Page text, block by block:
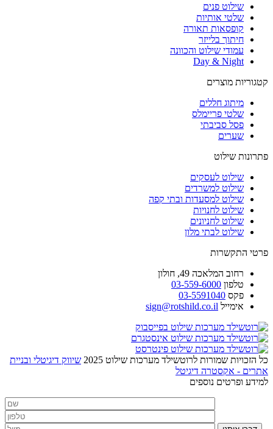
שילוט פנים
שלטי אותיות
קופסאות תאורה
חיתוך בלייזר
עמודי שילוט והכוונה
Day & Night
קטגוריות מוצרים
מיתוג חללים
שלטי פריימלס
פסל סביבתי
שערים
פתרונות שילוט
שילוט לעסקים
שילוט למשרדים
שילוט למסעדות ובתי קפה
שילוט לחנויות
שילוט לחניונים
שילוט לבתי מלון
פרטי התקשרות
רחוב המלאכה 49, חולון
טלפון 03-559-6000
פקס 03-5591040
אימייל sign@rotshild.co.il
כל הזכויות שמורות לרוטשילד מערכות שילוט 2025
שיווק דיגיטלי ובניית
אתרים - אקסטרה דיגיטל
למידע ופרטים נוספים